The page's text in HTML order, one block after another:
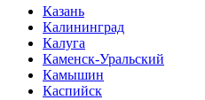
Казань
Калининград
Калуга
Каменск-Уральский
Камышин
Каспийск